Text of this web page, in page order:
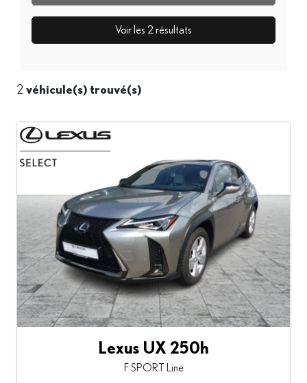
Voir les 2 résultats
2 véhicule(s) trouvé(s)
Lexus UX 250h
F SPORT Line